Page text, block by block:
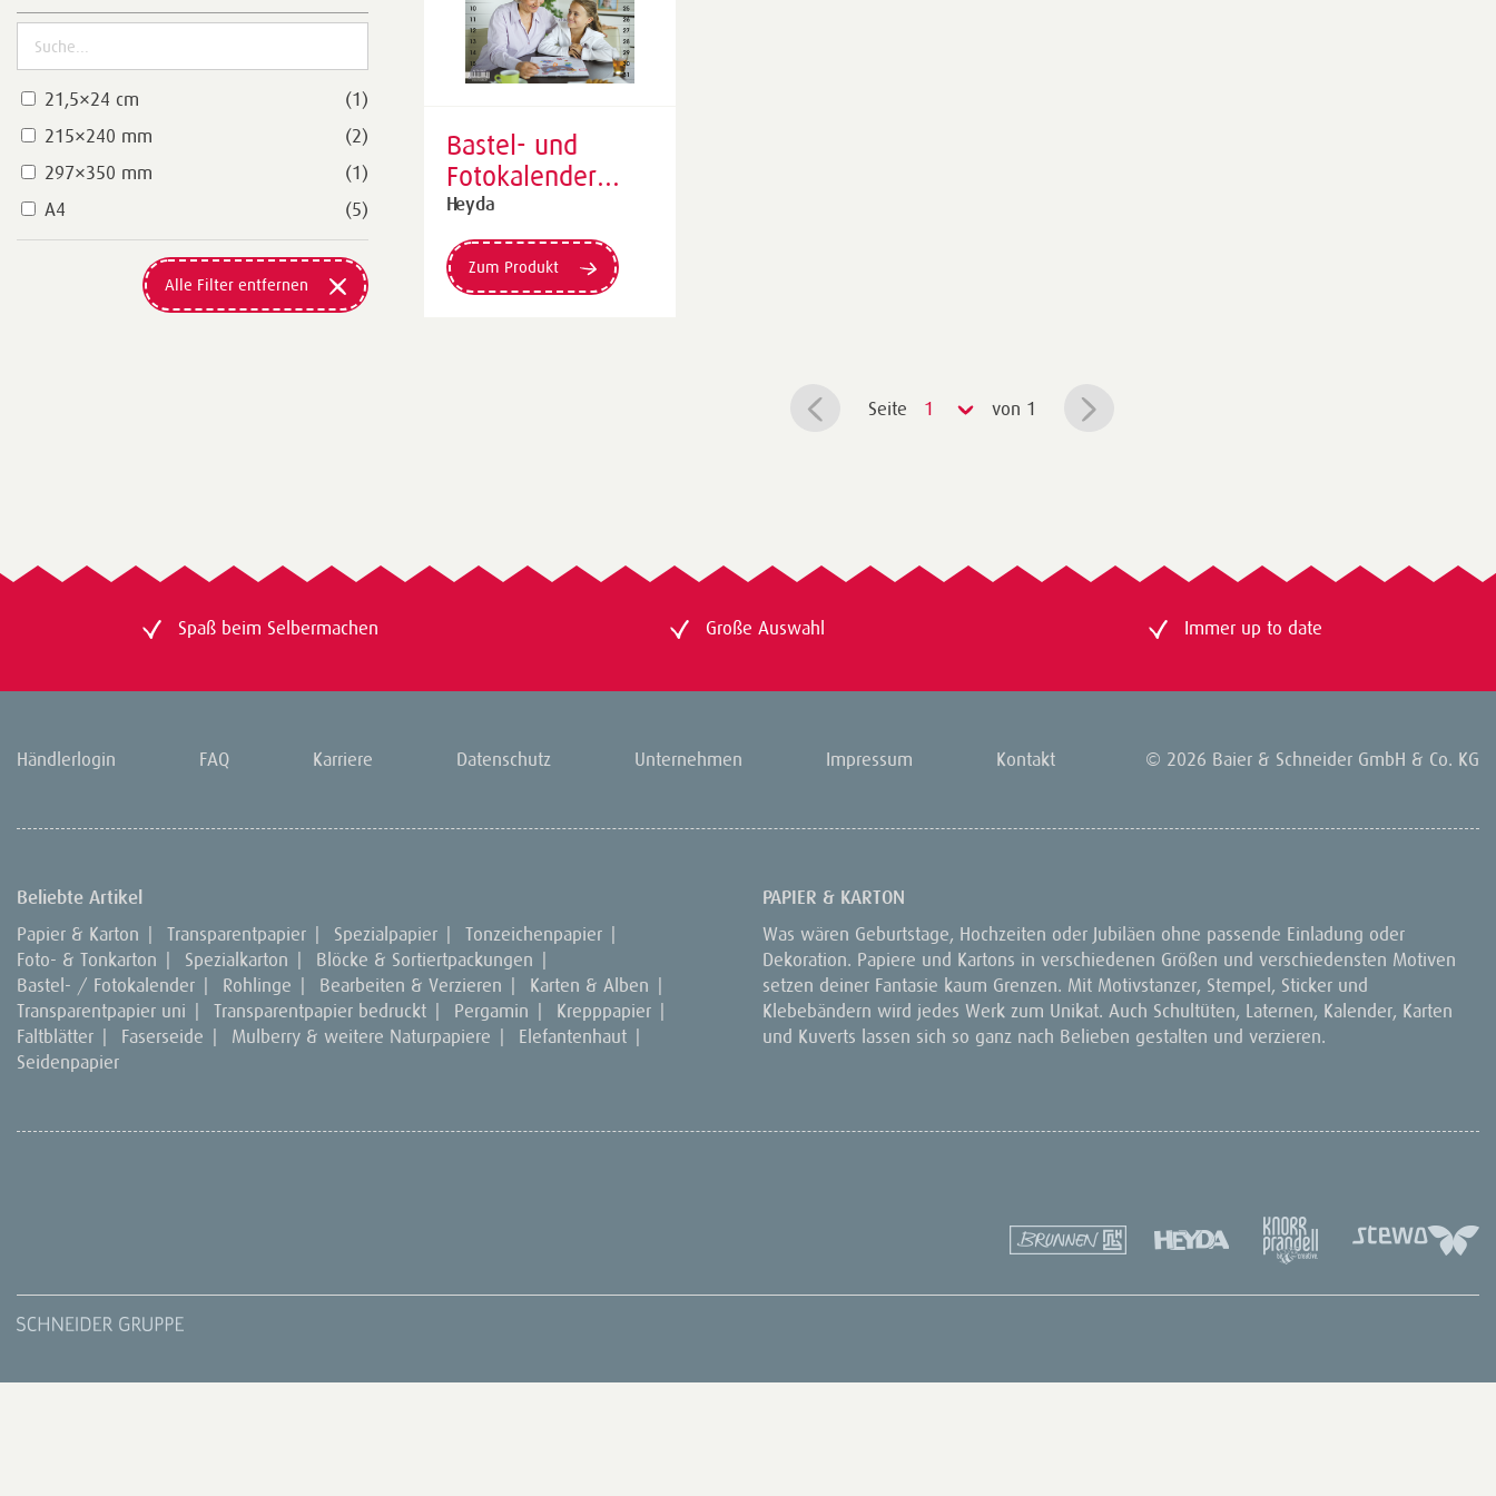
21,5×24 cm
(1)
215×240 mm
(2)
297×350 mm
(1)
A4
(5)
Alle Filter entfernen
Bastel- und
Fotokalender
„Enkel“
immerwährend |
297×350 mm
Heyda
Zum Produkt
Seite 1 von 1
Spaß beim Selbermachen Große Auswahl Immer up to date
Händlerlogin FAQ Karriere Datenschutz Unternehmen Impressum Kontakt © 2026 Baier & Schneider GmbH & Co. KG
Beliebte Artikel
Papier & Karton | Transparentpapier | Spezialpapier | Tonzeichenpapier |
Foto- & Tonkarton | Spezialkarton | Blöcke & Sortiertpackungen |
Bastel- / Fotokalender | Rohlinge | Bearbeiten & Verzieren | Karten & Alben |
Transparentpapier uni | Transparentpapier bedruckt | Pergamin | Krepppapier |
Faltblätter | Faserseide | Mulberry & weitere Naturpapiere | Elefantenhaut |
Seidenpapier
PAPIER & KARTON
Was wären Geburtstage, Hochzeiten oder Jubiläen ohne passende Einladung oder
Dekoration. Papiere und Kartons in verschiedenen Größen und verschiedensten Motiven
setzen deiner Fantasie kaum Grenzen. Mit Motivstanzer, Stempel, Sticker und
Klebebändern wird jedes Werk zum Unikat. Auch Schultüten, Laternen, Kalender, Karten
und Kuverts lassen sich so ganz nach Belieben gestalten und verzieren.